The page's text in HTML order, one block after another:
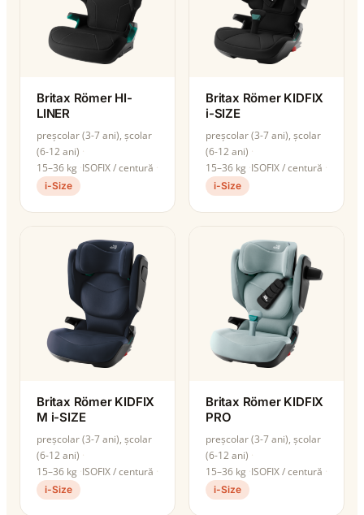
Britax Römer HI-
LINER
preșcolar (3-7 ani), școlar
(6-12 ani)
15–36 kg ISOFIX / centură
i-Size
Britax Römer KIDFIX
i-SIZE
preșcolar (3-7 ani), școlar
(6-12 ani)
15–36 kg ISOFIX / centură
i-Size
Britax Römer KIDFIX
M i-SIZE
preșcolar (3-7 ani), școlar
(6-12 ani)
15–36 kg ISOFIX / centură
i-Size
Britax Römer KIDFIX
PRO
preșcolar (3-7 ani), școlar
(6-12 ani)
15–36 kg ISOFIX / centură
i-Size